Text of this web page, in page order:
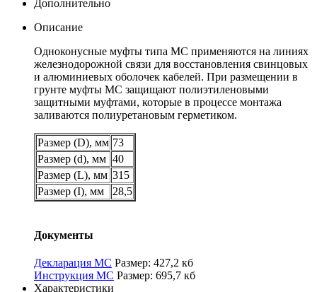
Дополнительно
Описание
Одноконусные муфты типа МС применяются на линиях
железнодорожной связи для восстановления свинцовых
и алюминиевых оболочек кабелей. При размещении в
грунте муфты МС защищают полиэтиленовыми
защитными муфтами, которые в процессе монтажа
заливаются полиуретановым герметиком.
Размер (D), мм 73
Размер (d), мм 40
Размер (L), мм 315
Размер (I), мм
28,5
Документы
Декларация МС Размер: 427,2 кб
Инструкция МС Размер: 695,7 кб
Характеристики